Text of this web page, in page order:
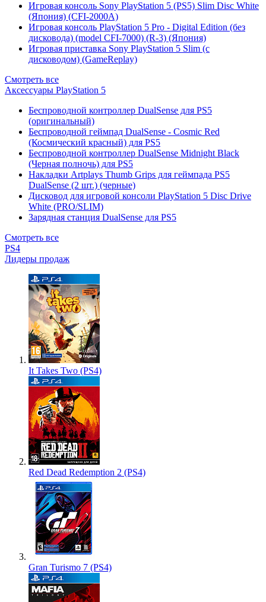
Игровая консоль Sony PlayStation 5 (PS5) Slim Disc White
(Япония) (CFI-2000A)
Игровая консоль PlayStation 5 Pro - Digital Edition (без
дисковода) (model CFI-7000) (R-3) (Япония)
Игровая приставка Sony PlayStation 5 Slim (с
дисководом) (GameReplay)
Смотреть все
Аксессуары PlayStation 5
Беспроводной контроллер DualSense для PS5
(оригинальный)
Беспроводной геймпад DualSense - Cosmic Red
(Космический красный) для PS5
Беспроводной контроллер DualSense Midnight Black
(Черная полночь) для PS5
Накладки Artplays Thumb Grips для геймпада PS5
DualSense (2 шт.) (черные)
Дисковод для игровой консоли PlayStation 5 Disc Drive
White (PRO/SLIM)
Зарядная станция DualSense для PS5
Смотреть все
PS4
Лидеры продаж
It Takes Two (PS4)
Red Dead Redemption 2 (PS4)
Gran Turismo 7 (PS4)